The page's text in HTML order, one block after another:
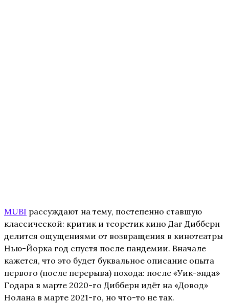
MUBI рассуждают на тему, постепенно ставшую
классической: критик и теоретик кино Даг Дибберн
делится ощущениями от возвращения в кинотеатры
Нью-Йорка год спустя после пандемии. Вначале
кажется, что это будет буквальное описание опыта
первого (после перерыва) похода: после «Уик-энда»
Годара в марте 2020-го Дибберн идёт на «Довод»
Нолана в марте 2021-го, но что-то не так.